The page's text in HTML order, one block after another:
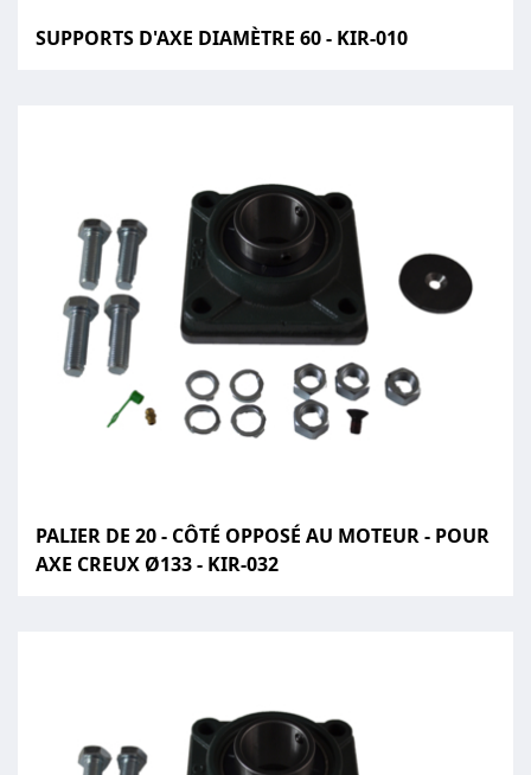
SUPPORTS D'AXE DIAMÈTRE 60 - KIR-010
PALIER DE 20 - CÔTÉ OPPOSÉ AU MOTEUR - POUR
AXE CREUX Ø133 - KIR-032